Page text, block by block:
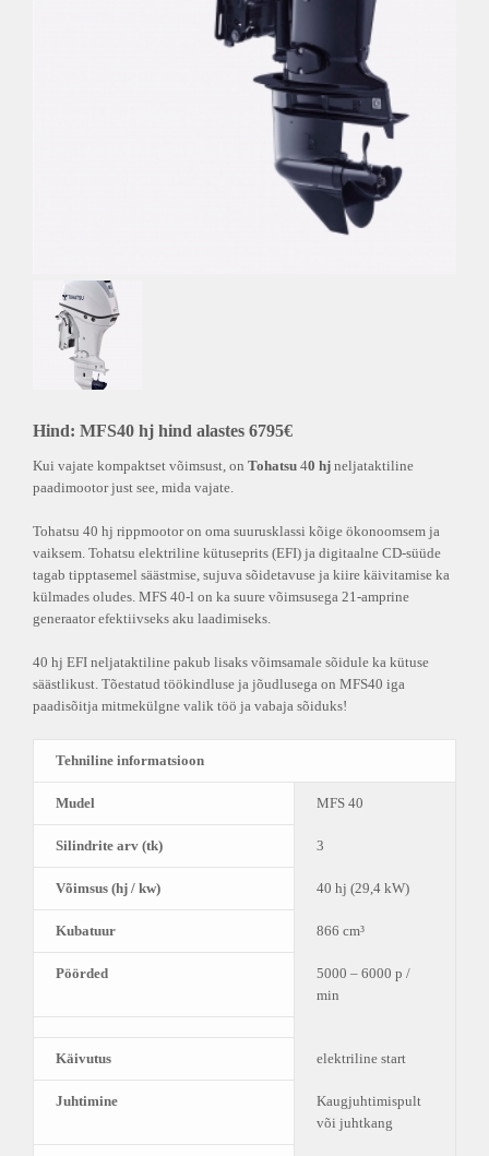
Hind: MFS40 hj hind alastes 6795€
Kui vajate kompaktset võimsust, on Tohatsu 40 hj neljataktiline
paadimootor just see, mida vajate.
Tohatsu 40 hj rippmootor on oma suurusklassi kõige ökonoomsem ja
vaiksem. Tohatsu elektriline kütuseprits (EFI) ja digitaalne CD-süüde
tagab tipptasemel säästmise, sujuva sõidetavuse ja kiire käivitamise ka
külmades oludes. MFS 40-l on ka suure võimsusega 21-amprine
generaator efektiivseks aku laadimiseks.
40 hj EFI neljataktiline pakub lisaks võimsamale sõidule ka kütuse
säästlikust. Tõestatud töökindluse ja jõudlusega on MFS40 iga
paadisõitja mitmekülgne valik töö ja vabaja sõiduks!
Tehniline informatsioon
Mudel MFS 40
Silindrite arv (tk) 3
Võimsus (hj / kw) 40 hj (29,4 kW)
Kubatuur 866 cm³
Pöörded
5000 – 6000 p /
min
Käivutus elektriline start
Juhtimine
Kaugjuhtimispult
või juhtkang